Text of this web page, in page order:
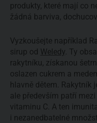
produkty, které mají co
žádná barviva,
Vyzkoušejte například
sirup od Weledy . Ty
rakytníku, získanou
oslazen cukrem a
hlavně dětem. Rakytník
ale především patří
vitaminu C. A ten
i nezanedbatelné